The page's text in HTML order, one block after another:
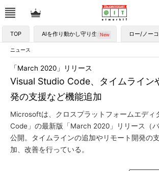
TOP AIを作り動かし守り生かす ロー/ノー
ニュース
Visual Studio Code、タイムライン
発の支援など機能追加
「March 2020」リリース
Microsoftは、クロスプラットフォームエディ
Code」の最新版「March 2020」リリース（
公開。タイムラインの追加やリモート開発の
加、改善を行っている。